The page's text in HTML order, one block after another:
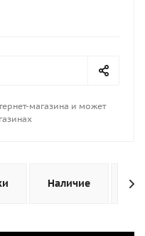
магазина и может
Наличие